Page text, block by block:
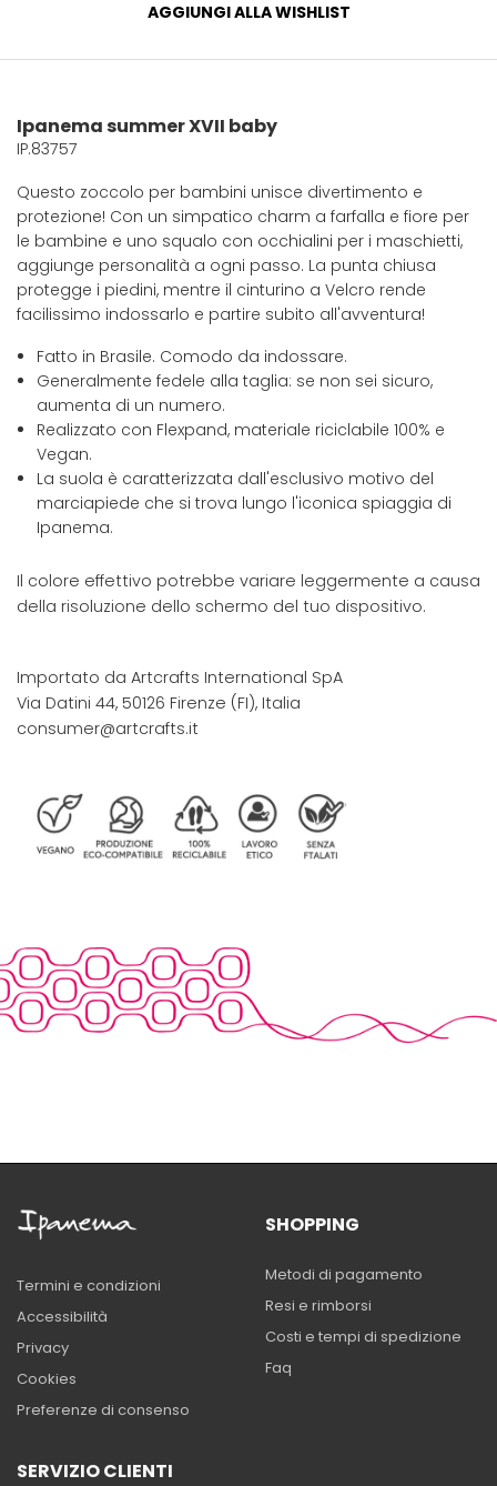
AGGIUNGI ALLA WISHLIST
Ipanema summer XVII baby
IP.83757
Questo zoccolo per bambini unisce divertimento e
protezione! Con un simpatico charm a farfalla e fiore per
le bambine e uno squalo con occhialini per i maschietti,
aggiunge personalità a ogni passo. La punta chiusa
protegge i piedini, mentre il cinturino a Velcro rende
facilissimo indossarlo e partire subito all'avventura!
Fatto in Brasile. Comodo da indossare.
Generalmente fedele alla taglia: se non sei sicuro,
aumenta di un numero.
Realizzato con Flexpand, materiale riciclabile 100% e
Vegan.
La suola è caratterizzata dall'esclusivo motivo del
marciapiede che si trova lungo l'iconica spiaggia di
Ipanema.
Il colore effettivo potrebbe variare leggermente a causa
della risoluzione dello schermo del tuo dispositivo.
Importato da Artcrafts International SpA
Via Datini 44, 50126 Firenze (FI), Italia
consumer@artcrafts.it
Termini e condizioni
Accessibilità
Privacy
Cookies
Preferenze di consenso
SHOPPING
Metodi di pagamento
Resi e rimborsi
Costi e tempi di spedizione
Faq
SERVIZIO CLIENTI